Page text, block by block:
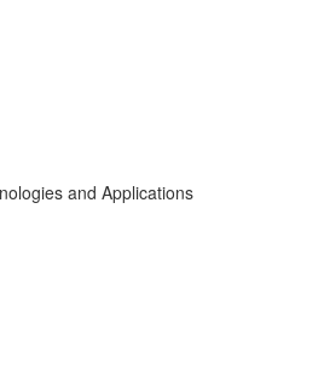
and Applications